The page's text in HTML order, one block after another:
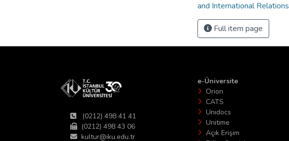
and International Relations
Full item page
(0212) 498 41 41
(0212) 498 43 06
kultur@iku.edu.tr
e-Üniversite
Orion
CATS
Unidocs
Unitime
Açık Erişim